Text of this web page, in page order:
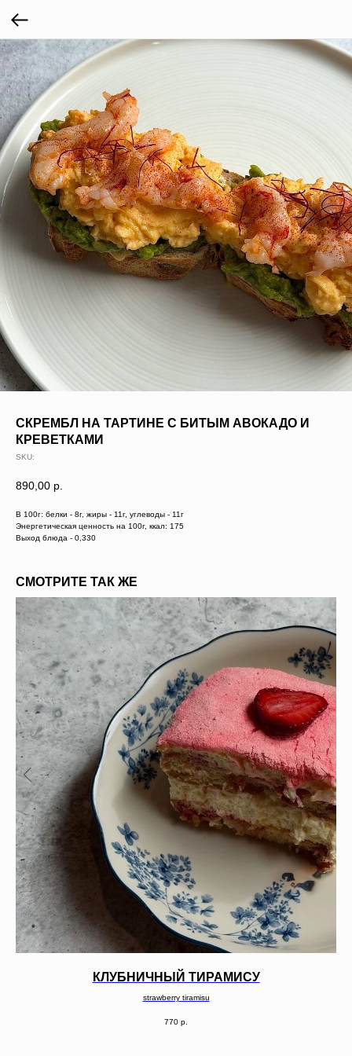
СКРЕМБЛ НА ТАРТИНЕ С БИТЫМ АВОКАДО И
КРЕВЕТКАМИ
SKU:
890,00 р.
В 100г: белки - 8г, жиры - 11г, углеводы - 11г
Энергетическая ценность на 100г, ккал: 175
Выход блюда - 0,330
СМОТРИТЕ ТАК ЖЕ
КЛУБНИЧНЫЙ ТИРАМИСУ
strawberry tiramisu
770 р.